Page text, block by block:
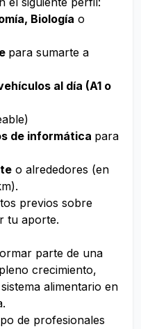
Biología o
para sumarte a
al día (A1 o
de informática para
o alrededores (en
previos sobre
tu aporte.
parte de una
crecimiento,
alimentario en
de profesionales